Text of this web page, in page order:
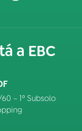
a EBC
– 1º Subsolo